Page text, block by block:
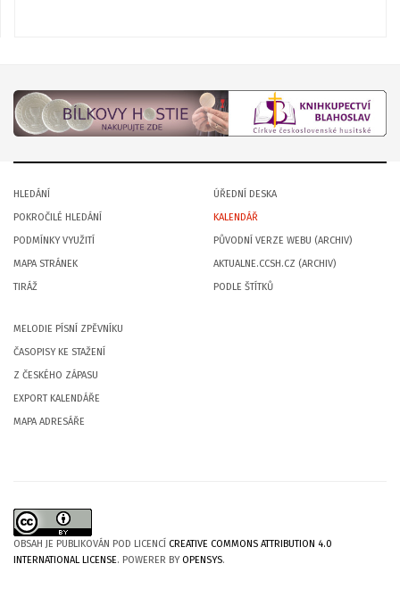
HLEDÁNÍ
POKROČILÉ HLEDÁNÍ
PODMÍNKY VYUŽITÍ
MAPA STRÁNEK
TIRÁŽ
ÚŘEDNÍ DESKA
KALENDÁŘ
PŮVODNÍ VERZE WEBU (ARCHIV)
AKTUALNE.CCSH.CZ (ARCHIV)
PODLE ŠTÍTKŮ
MELODIE PÍSNÍ ZPĚVNÍKU
ČASOPISY KE STAŽENÍ
Z ČESKÉHO ZÁPASU
EXPORT KALENDÁŘE
MAPA ADRESÁŘE
OBSAH JE PUBLIKOVÁN POD LICENCÍ CREATIVE COMMONS ATTRIBUTION 4.0
INTERNATIONAL LICENSE. POWERER BYOPENSYS.